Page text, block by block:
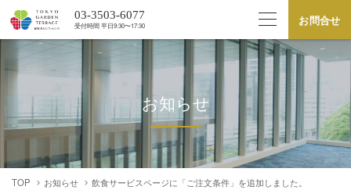
03-3503-6077
受付時間 平⽇9:30〜17:30 お問合せ
お知らせ
TOP お知らせ 飲食サービスページに「ご注文条件」を追加しました。